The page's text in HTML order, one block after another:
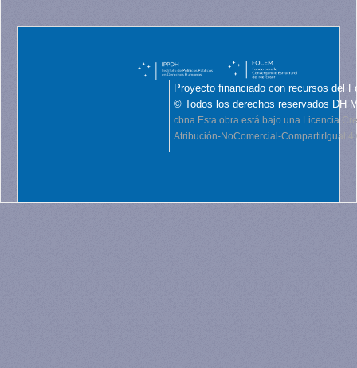
Proyecto financiado con recursos del
© Todos los derechos reservados DH
cbna Esta obra está bajo una Licencia
Atribución-NoComercial-CompartirIgual